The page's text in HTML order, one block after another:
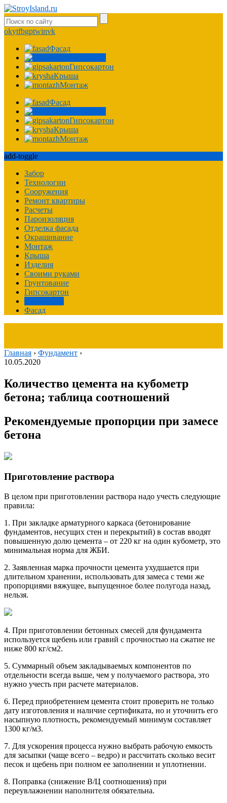
okytfbgptwinvk
Фасад
Гипсокартон
Крыша
Монтаж
Фасад
Гипсокартон
Крыша
Монтаж
add-toggle
Забор
Технологии
Сооружения
Ремонт квартиры
Расчеты
Пароизоляция
Отделка фасада
Окрашивание
Монтаж
Крыша
Изделия
Своими руками
Грунтование
Гипсокартон
Фасад
Главная › Фундамент ›
10.05.2020
Количество цемента на кубометр
бетона; таблица соотношений
Рекомендуемые пропорции при замесе
бетона
Приготовление раствора
В целом при приготовлении раствора надо учесть следующие
правила:
1. При закладке арматурного каркаса (бетонирование
фундаментов, несущих стен и перекрытий) в состав вводят
повышенную долю цемента – от 220 кг на один кубометр, это
минимальная норма для ЖБИ.
2. Заявленная марка прочности цемента ухудшается при
длительном хранении, использовать для замеса с теми же
пропорциями вяжущее, выпущенное более полугода назад,
нельзя.
4. При приготовлении бетонных смесей для фундамента
используется щебень или гравий с прочностью на сжатие не
ниже 800 кг/см2.
5. Суммарный объем закладываемых компонентов по
отдельности всегда выше, чем у получаемого раствора, это
нужно учесть при расчете материалов.
6. Перед приобретением цемента стоит проверить не только
дату изготовления и наличие сертификата, но и уточнить его
насыпную плотность, рекомендуемый минимум составляет
1300 кг/м3.
7. Для ускорения процесса нужно выбрать рабочую емкость
для засыпки (чаще всего – ведро) и рассчитать сколько весит
песок и щебень при полном ее заполнении и уплотнении.
8. Поправка (снижение В/Ц соотношения) при
переувлажнении наполнителя обязательна.